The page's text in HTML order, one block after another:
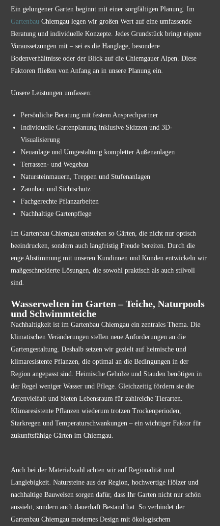
Ein gelungener Garten beginnt mit einer sorgfältigen Planung. Im
Gartenbau Chiemgau legen wir großen Wert auf eine umfassende
Beratung und individuelle Konzepte. Jedes Grundstück bringt eigene
Voraussetzungen mit – sei es die Hanglage, besondere
Bodenverhältnisse oder der Blick auf die Chiemgauer Alpen. Diese
Faktoren fließen von Anfang an in unsere Planung ein.
Unsere Leistungen umfassen:
Persönliche Beratung mit festem Ansprechpartner
Individuelle Gartenplanung inklusive Skizzen und 3D-
Visualisierung
Neuanlage und Umgestaltung kompletter Außenanlagen
Terrassen- und Wegebau
Natursteinmauern, Treppen und Stufenanlagen
Zaunbau und Sichtschutz
Fachgerechte Pflanzarbeiten
Nachhaltige Gartenpflege
Im Gartenbau Chiemgau entstehen so Gärten, die nicht nur optisch
beeindrucken, sondern auch langfristig Freude bereiten. Durch die
enge Abstimmung mit unseren Kundinnen und Kunden entwickeln wir
maßgeschneiderte Lösungen, die sowohl praktisch als auch stilvoll
sind.
Wasserwelten im Garten – Teiche, Naturpools
und Schwimmteiche
Nachhaltigkeit ist im Gartenbau Chiemgau ein zentrales Thema. Die
klimatischen Veränderungen stellen neue Anforderungen an die
Gartengestaltung. Deshalb setzen wir gezielt auf heimische und
klimaresistente Pflanzen, die optimal an die Bedingungen in der
Region angepasst sind. Heimische Gehölze und Stauden benötigen in
der Regel weniger Wasser und Pflege. Gleichzeitig fördern sie die
Artenvielfalt und bieten Lebensraum für zahlreiche Tierarten.
Klimaresistente Pflanzen wiederum trotzen Trockenperioden,
Starkregen und Temperaturschwankungen – ein wichtiger Faktor für
zukunftsfähige Gärten im Chiemgau.
Auch bei der Materialwahl achten wir auf Regionalität und
Langlebigkeit. Natursteine aus der Region, hochwertige Hölzer und
nachhaltige Bauweisen sorgen dafür, dass Ihr Garten nicht nur schön
aussieht, sondern auch dauerhaft Bestand hat. So verbindet der
Gartenbau Chiemgau modernes Design mit ökologischem